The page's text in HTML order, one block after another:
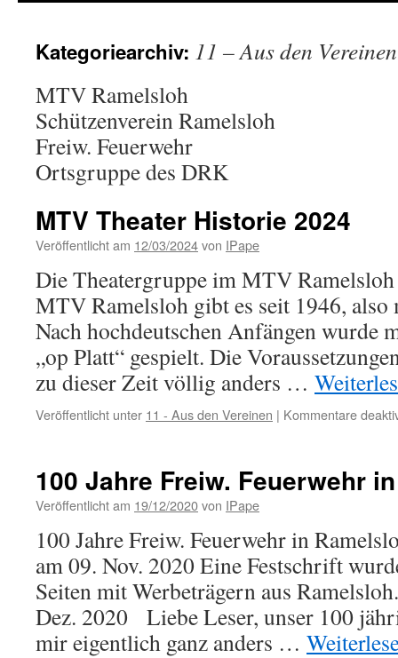
Kategoriearchiv: 11 – Aus den Vereinen
MTV Ramelsloh
Schützenverein Ramelsloh
Freiw. Feuerwehr
Ortsgruppe des DRK
MTV Theater Historie 2024
Veröffentlicht am 12/03/2024von IPape
Die Theatergruppe im MTV
MTV Ramelsloh gibt es seit 1946, also
Nach hochdeutschen Anfängen wurde
„op Platt“ gespielt. Die
zu dieser Zeit völlig anders …
Veröffentlicht unter 11 - Aus den Vereinen | Kommentare
100 Jahre Freiw. Feuerwehr
Veröffentlicht am 19/12/2020von IPape
100 Jahre Freiw.
am 09. Nov. 2020 Eine Festschrift
Seiten mit Werbeträgern aus
Dez. 2020 Liebe Leser, unser 100
mir eigentlich ganz anders …